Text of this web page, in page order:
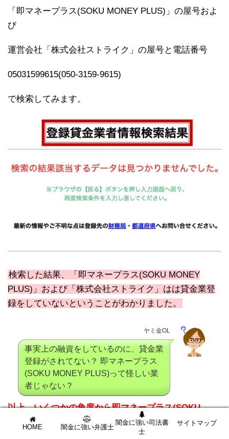
「即マネープラス(SOKU MONEY PLUS)」の屋号およ
び
運営会社「株式会社ストライク」の屋号と電話番号
05031599615(050-3159-9615)
で検索してみます。
検索した結果、「即マネープラス(SOKU MONEY
PLUS)」および「株式会社ストライク」はは貸金業登
録をしていないということがわかりました。
ヤミ金OL
事実上の融資をしているのに、貸金業
登録がされてない？ 即マネープラス
(SOKU MONEY PLUS)って怪しい業
者じゃない？
以上、いくつかの角度から即マネープラス(SOKU
MONEY PLUS)の実態について調べてみましたが、決
して健全な業者ではないということが見えてきます。
HOME 闇金に強い弁護士
闇金に強い司法書
士
サイトマップ